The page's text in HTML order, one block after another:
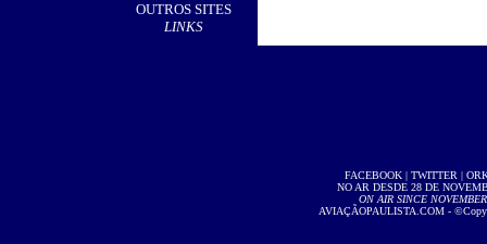
OUTROS SITES
LINKS
FACEBOOK| TWITTER |
NO AR DESDE 28 DE
ON AIR SINCE
AVIAÇÃOPAULISTA.COM -